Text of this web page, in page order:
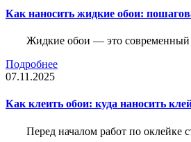
Как наносить жидкие обои:
Жидкие обои — это современный
Подробнее
07.11.2025
Как клеить обои: куда наносить
Перед началом работ по оклейке